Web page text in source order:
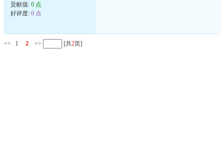
贡献值: 0 点
好评度: 0 点
<< 1 2 >> [共2页]